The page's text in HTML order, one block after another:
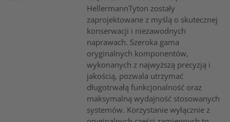
HellermannTyton zostały
zaprojektowane z myślą o skutecznej
konserwacji i niezawodnych
naprawach. Szeroka gama
oryginalnych komponentów,
wykonanych z najwyższą precyzją i
jakością, pozwala utrzymać
długotrwałą funkcjonalność oraz
maksymalną wydajność stosowanych
systemów. Korzystanie wyłącznie z